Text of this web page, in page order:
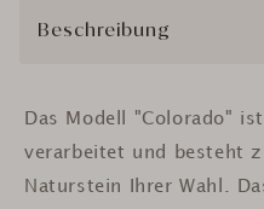
Beschreibung
Das Modell "Colorado"
verarbeitet und besteht
Naturstein Ihrer Wahl.